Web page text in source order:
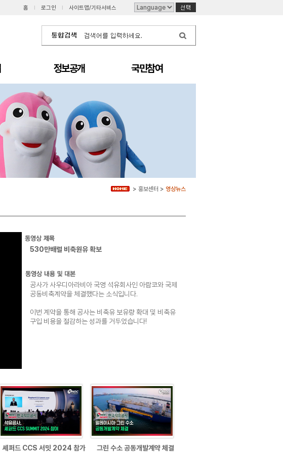
홈 I 로그인 I 사이트맵/기타서비스
정보공개 국민참여
> 홍보센터 > 영상뉴스
530만배럴 비축원유 확보
공사가 사우디아라비아 국영 석유회사인 아람코와 국제
공동비축계약을 체결했다는 소식입니다.
이번 계약을 통해 공사는 비축유 보유량 확대 및 비축유
구입 비용을 절감하는 성과를 거두었습니다!
셰퍼드 CCS 서밋 2024 참가 그린 수소 공동개발계약 체결